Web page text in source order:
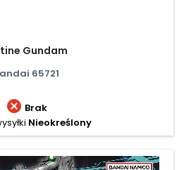
Gundam
65721
 Brak
Nieokreślony